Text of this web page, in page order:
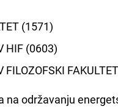
(1571)
HIF (0603)
na održavanju